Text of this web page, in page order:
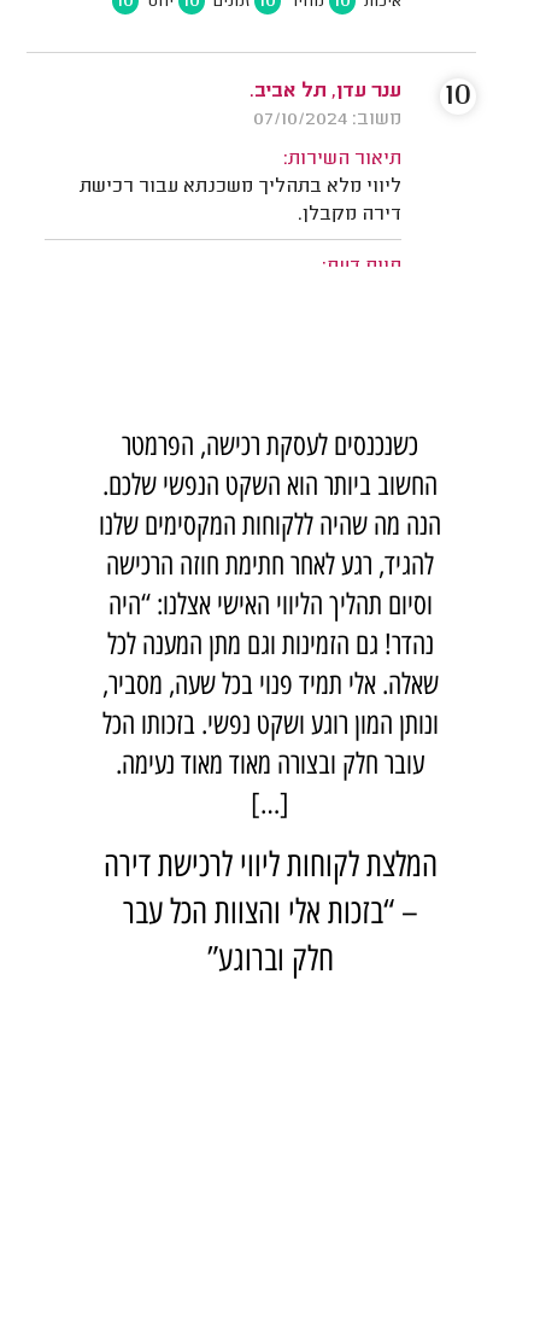
כשנכנסים לעסקת רכישה, הפרמטר
החשוב ביותר הוא השקט הנפשי שלכם.
הנה מה שהיה ללקוחות המקסימים שלנו
להגיד, רגע לאחר חתימת חוזה הרכישה
וסיום תהליך הליווי האישי אצלנו: “היה
נהדר! גם הזמינות וגם מתן המענה לכל
שאלה. אלי תמיד פנוי בכל שעה, מסביר,
ונותן המון רוגע ושקט נפשי. בזכותו הכל
עובר חלק ובצורה מאוד מאוד נעימה.
[…]
המלצת לקוחות ליווי לרכישת דירה
– “בזכות אלי והצוות הכל עבר
חלק וברוגע”